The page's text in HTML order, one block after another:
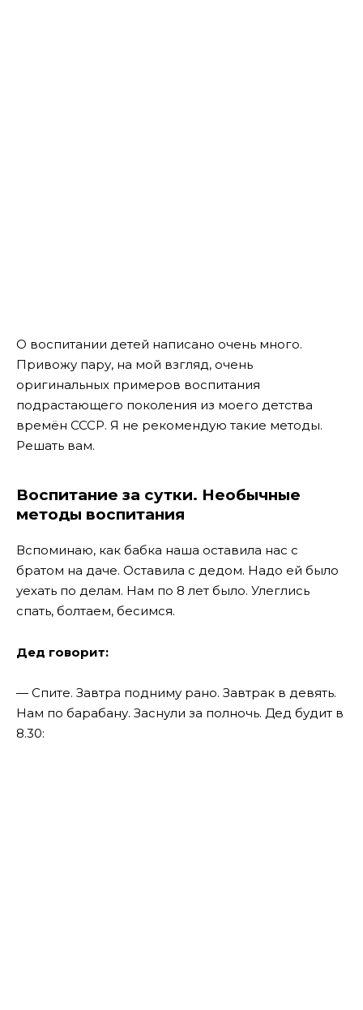
О воспитании детей написано очень много.
Привожу пару, на мой взгляд, очень
оригинальных примеров воспитания
подрастающего поколения из моего детства
времён СССР. Я не рекомендую такие методы.
Решать вам.
Воспитание за сутки. Необычные
методы воспитания
Вспоминаю, как бабка наша оставила нас с
братом на даче. Оставила с дедом. Надо ей было
уехать по делам. Нам по 8 лет было. Улеглись
спать, болтаем, бесимся.
Дед говорит:
— Спите. Завтра подниму рано. Завтрак в девять.
Нам по барабану. Заснули за полночь. Дед будит в
8.30: